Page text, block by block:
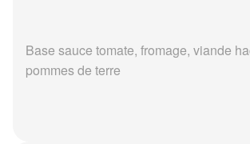
Base sauce tomate, fromage, viande
pommes de terre